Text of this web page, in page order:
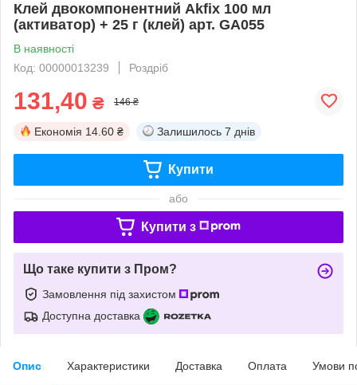
Клей двокомпонентний Akfix 100 мл
(активатор) + 25 г (клей) арт. GA055
В наявності
Код: 00000013239
Роздріб
131,40 ₴ 146 ₴
Економія 14.60 ₴ Залишилось 7 днів
Купити
або
Купити з
Що таке купити з Пром?
Замовлення під захистом
Доступна доставка
Опис Характеристики Доставка Оплата Умови